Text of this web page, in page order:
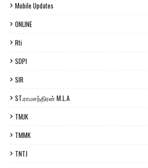
Mobile Updates
ONLINE
Rti
SDPI
SIR
ST.ராமசந்திரன் M.L.A
TMJK
TMMK
TNTJ